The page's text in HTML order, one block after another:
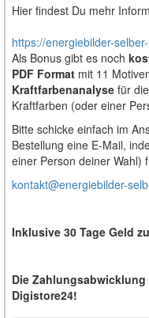
Hier findest Du mehr
https://energiebilder-
Als Bonus gibt es noch
PDF Format mit 11
Kraftfarbenanalyse für
Kraftfarben (oder einer
Bitte schicke einfach im
Bestellung eine E-Mail,
einer Person deiner Wahl)
kontakt@energiebilder-
Inklusive 30 Tage Geld
Die
Digistore24!